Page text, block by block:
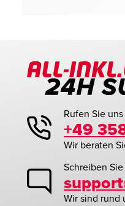
Rufen Sie uns
+49
Wir beraten
Schreiben Sie
Wir sind rund